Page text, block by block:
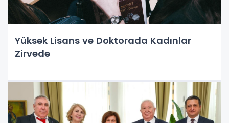
Yüksek Lisans ve Doktorada Kadınlar
Zirvede